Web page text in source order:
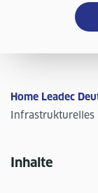
Home Leadec
Infrastrukturelles
Inhalte